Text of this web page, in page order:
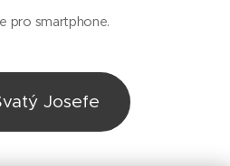
pro smartphone.
Josefe